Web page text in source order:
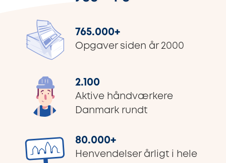
765.000+
Opgaver siden år 2000
2.100
Aktive håndværkere
Danmark rundt
80.000+
Henvendelser årligt i hele